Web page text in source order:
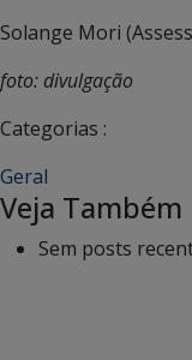
Solange Mori
foto: divulgação
Categorias :
Geral
Veja Também
Sem posts